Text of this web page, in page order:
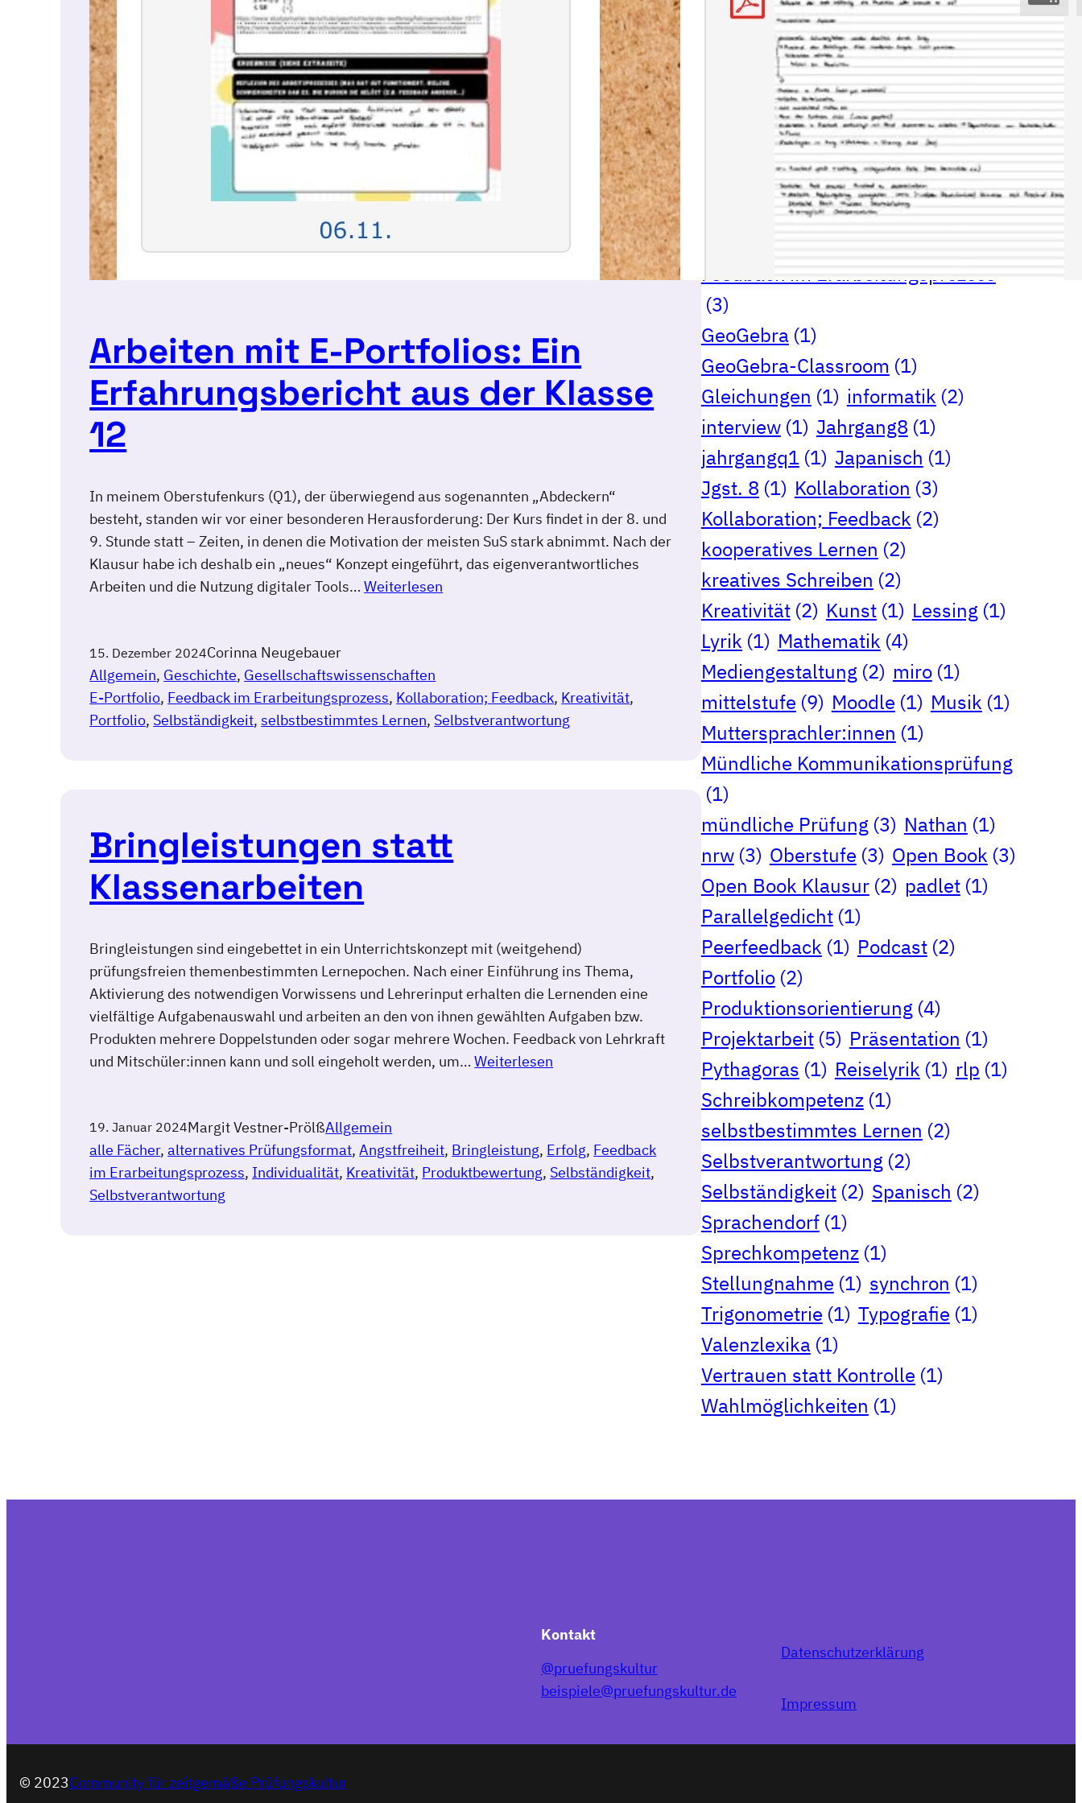
Arbeiten mit E-Portfolios: Ein
Erfahrungsbericht aus der Klasse
12
In meinem Oberstufenkurs (Q1), der überwiegend aus sogenannten „Abdeckern“
besteht, standen wir vor einer besonderen Herausforderung: Der Kurs findet in der 8. und
9. Stunde statt – Zeiten, in denen die Motivation der meisten SuS stark abnimmt. Nach der
Klausur habe ich deshalb ein „neues“ Konzept eingeführt, das eigenverantwortliches
Arbeiten und die Nutzung digitaler Tools…Weiterlesen
15. Dezember 2024Corinna Neugebauer
Allgemein, Geschichte, Gesellschaftswissenschaften
E-Portfolio, Feedback im Erarbeitungsprozess, Kollaboration; Feedback, Kreativität
Portfolio, Selbständigkeit, selbstbestimmtes Lernen, Selbstverantwortung
Bringleistungen statt
Klassenarbeiten
Bringleistungen sind eingebettet in ein Unterrichtskonzept mit (weitgehend)
prüfungsfreien themenbestimmten Lernepochen. Nach einer Einführung ins Thema,
Aktivierung des notwendigen Vorwissens und Lehrerinput erhalten die Lernenden eine
vielfältige Aufgabenauswahl und arbeiten an den von ihnen gewählten Aufgaben bzw.
Produkten mehrere Doppelstunden oder sogar mehrere Wochen. Feedback von Lehrkraft
und Mitschüler:innen kann und soll eingeholt werden, um…Weiterlesen
19. Januar 2024Margit Vestner-PrölßAllgemein
alle Fächer, alternatives Prüfungsformat, Angstfreiheit, Bringleistung, Erfolg, Feedback
im Erarbeitungsprozess, Individualität, Kreativität, Produktbewertung, Selbständigkeit
Selbstverantwortung
alternatives Prüfungsformat
Assessment(1) asynchron (1)
BioChemie(1)
Darstellen und Gestalten(1)
(4) Drama(1) dystopia
E-Portfolio(3) eduScrum(1)
Englischunterricht(3)
Feedback im Erarbeitungsprozess
(3)
GeoGebra (1)
GeoGebra-Classroom (1)
Gleichungen (1) informatik (2)
interview (1) Jahrgang8 (1)
jahrgangq1 (1) Japanisch (1)
Jgst. 8 (1) Kollaboration (3)
Kollaboration; Feedback (2)
kooperatives Lernen (2)
kreatives Schreiben (2)
Kreativität (2) Kunst (1) Lessing (1)
Lyrik (1) Mathematik (4)
Mediengestaltung (2) miro (1)
mittelstufe (9) Moodle (1) Musik (1)
Muttersprachler:innen (1)
Mündliche Kommunikationsprüfung
(1)
mündliche Prüfung (3) Nathan (1)
nrw (3) Oberstufe (3) Open Book (3)
Open Book Klausur (2) padlet (1)
Parallelgedicht (1)
Peerfeedback (1) Podcast (2)
Portfolio (2)
Produktionsorientierung (4)
Projektarbeit (5) Präsentation (1)
Pythagoras (1) Reiselyrik (1) rlp (1)
Schreibkompetenz (1)
selbstbestimmtes Lernen (2)
Selbstverantwortung (2)
Selbständigkeit (2) Spanisch (2)
Sprachendorf (1)
Sprechkompetenz (1)
Stellungnahme (1) synchron (1)
Trigonometrie (1) Typografie (1)
Valenzlexika (1)
Vertrauen statt Kontrolle (1)
Wahlmöglichkeiten (1)
Kontakt
@pruefungskultur
beispiele@pruefungskultur.de
Datenschutzerklärung
Impressum
© 2023Community für zeitgemäße Prüfungskultur